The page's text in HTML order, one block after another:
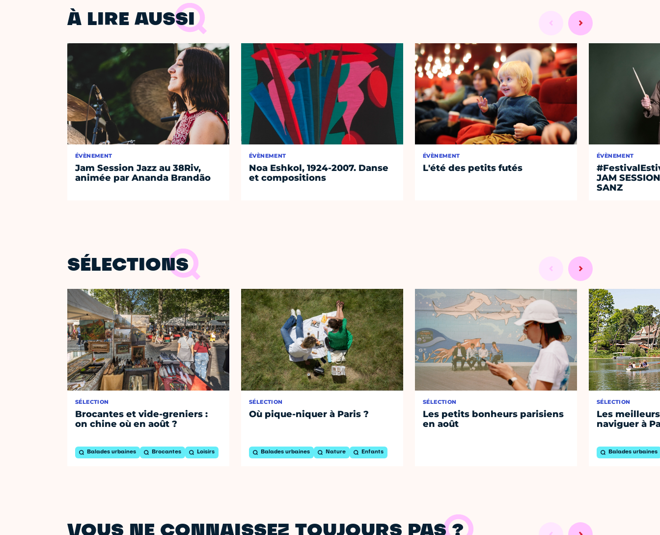
À LIRE AUSSI
ÉVÈNEMENT
Jam Session Jazz au 38Riv,
animée par Ananda Brandão
ÉVÈNEMENT
Noa Eshkol, 1924-2007. Danse
et compositions
ÉVÈNEMENT
L'été des petits futés
ÉVÈNEMENT
JAM
SANZ
SÉLECTIONS
SÉLECTION
Brocantes et vide-greniers :
on chine où en août ?
Balades urbaines Brocantes Loisirs
SÉLECTION
Où pique-niquer à Paris ?
Balades urbaines Nature Enfants
SÉLECTION
Les petits bonheurs parisiens
en août
SÉLECTION
Les
naviguer à
Balades urbaines